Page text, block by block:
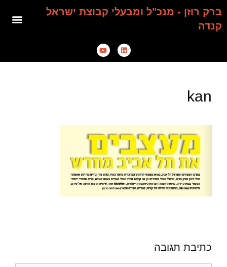
ברק רוזן - מנכ"ל ומבעלי קבוצת ישראל
קנדה
kan
כתיבת תגובה